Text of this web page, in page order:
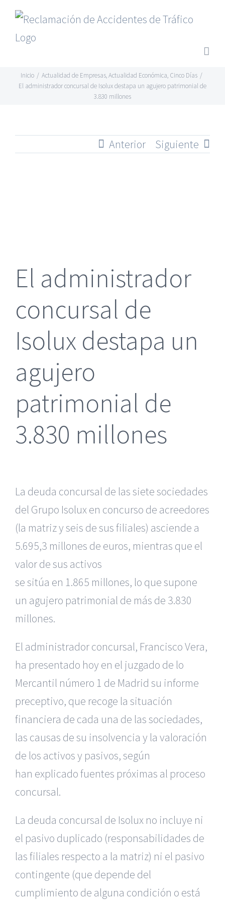
Saltar
contenido
Inicio / Actualidad de Empresas,Actualidad Económica, Cinco Días /
El administrador concursal de Isolux destapa un agujero patrimonial de
3.830 millones
Anterior Siguiente
El administrador
concursal de
Isolux destapa un
agujero
patrimonial de
3.830 millones
La deuda concursal de las siete sociedades
del Grupo Isolux en concurso de acreedores
(la matriz y seis de sus filiales) asciende a
5.695,3 millones de euros, mientras que el
valor de sus activos
se sitúa en 1.865 millones, lo que supone
un agujero patrimonial de más de 3.830
millones.
El administrador concursal, Francisco Vera,
ha presentado hoy en el juzgado de lo
Mercantil número 1 de Madrid su informe
preceptivo, que recoge la situación
financiera de cada una de las sociedades,
las causas de su insolvencia y la valoración
de los activos y pasivos, según
han explicado fuentes próximas al proceso
concursal.
La deuda concursal de Isolux no incluye ni
el pasivo duplicado (responsabilidades de
las filiales respecto a la matriz) ni el pasivo
contingente (que depende del
cumplimiento de alguna condición o está